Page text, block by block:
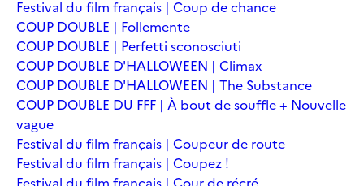
Festival du film français | Coup de chance
COUP DOUBLE | Follemente
COUP DOUBLE | Perfetti sconosciuti
COUP DOUBLE D'HALLOWEEN | Climax
COUP DOUBLE D'HALLOWEEN | The Substance
COUP DOUBLE DU FFF | À bout de souffle + Nouvelle
vague
Festival du film français | Coupeur de route
Festival du film français | Coupez !